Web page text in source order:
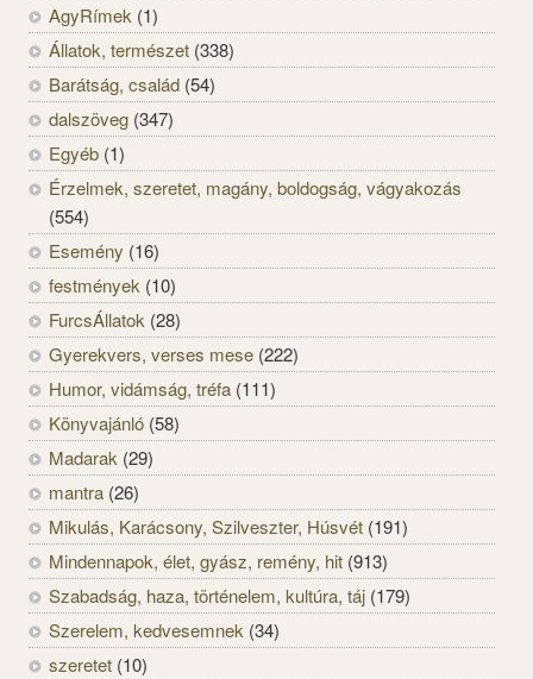
AgyRímek (1)
Állatok, természet (338)
Barátság, család (54)
dalszöveg (347)
Egyéb (1)
Érzelmek, szeretet, magány, boldogság, vágyakozás
(554)
Esemény (16)
festmények (10)
FurcsÁllatok (28)
Gyerekvers, verses mese (222)
Humor, vidámság, tréfa (111)
Könyvajánló (58)
Madarak (29)
mantra (26)
Mikulás, Karácsony, Szilveszter, Húsvét (191)
Mindennapok, élet, gyász, remény, hit (913)
Szabadság, haza, történelem, kultúra, táj (179)
Szerelem, kedvesemnek (34)
szeretet (10)